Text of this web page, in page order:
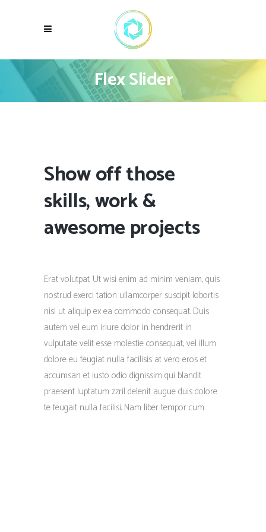
Flex Slider
Show off those
skills, work &
awesome projects
Erat volutpat. Ut wisi enim ad minim veniam, quis
nostrud exerci tation ullamcorper suscipit lobortis
nisl ut aliquip ex ea commodo consequat. Duis
autem vel eum iriure dolor in hendrerit in
vulputate velit esse molestie consequat, vel illum
dolore eu feugiat nulla facilisis at vero eros et
accumsan et iusto odio dignissim qui blandit
praesent luptatum zzril delenit augue duis dolore
te feugait nulla facilisi. Nam liber tempor cum